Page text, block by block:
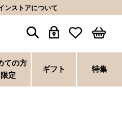
ンストアについて
ての方
限定
ギフト 特集